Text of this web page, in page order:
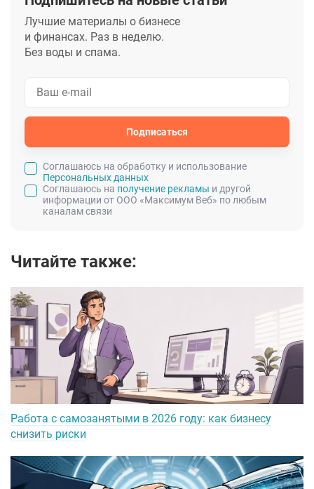
Лучшие материалы о бизнесе
и финансах. Раз в неделю.
Без воды и спама.
Подписаться
Cоглашаюсь на обработку и использование
Персональных данных
Соглашаюсь на получение рекламы и другой
информации от ООО «Максимум Веб» по любым
каналам связи
Читайте также:
Работа с самозанятыми в 2026 году: как бизнесу
снизить риски